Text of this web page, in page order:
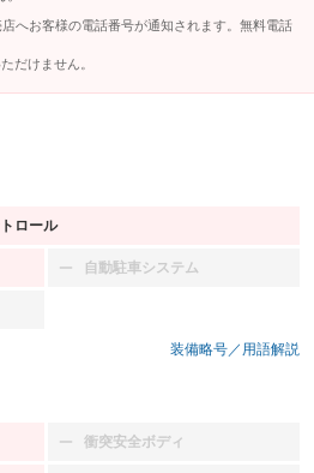
へお客様の電話番号が通知されます。無料電話
だけません。
ロール
自動駐車システム
：装備なし
装備略号／用語解説
衝突安全ボディ
：装備なし